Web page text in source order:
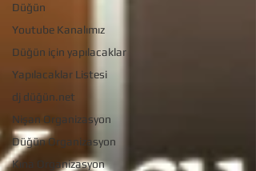
Düğün
Youtube Kanalımız
Düğün için yapılacaklar
Yapılacaklar Listesi
dj düğün.net
Nişan Organizasyon
Düğün Organizasyon
Kına Organizasyon